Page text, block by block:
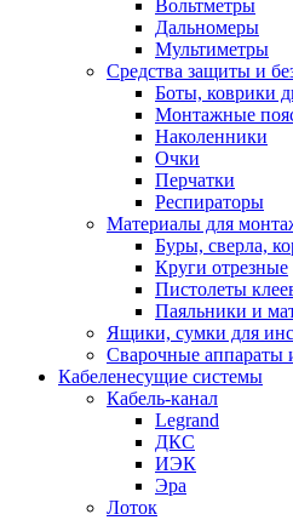
Вольтметры
Дальномеры
Мультиметры
Средства защиты и
Боты, коврики
Монтажные
Наколенники
Очки
Перчатки
Респираторы
Материалы для
Буры, сверла,
Круги отрезные
Пистолеты
Паяльники и
Ящики, сумки для
Сварочные аппараты
Кабеленесущие системы
Кабель-канал
Legrand
ДКС
ИЭК
Эра
Лоток